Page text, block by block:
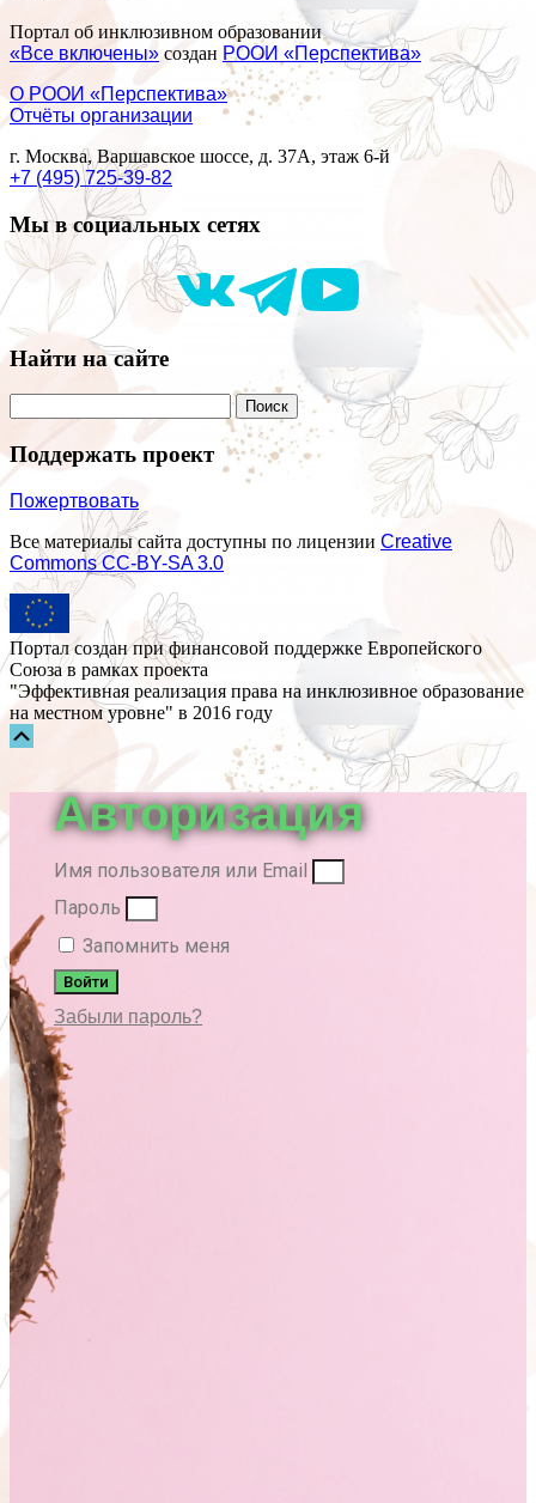
Портал об инклюзивном образовании
«Все включены» создан РООИ «Перспектива»
О РООИ «Перспектива»
Отчёты организации
г. Москва, Варшавское шоссе, д. 37А, этаж 6-й
+7 (495) 725-39-82
Мы в социальных сетях
Найти на сайте
Поддержать проект
Пожертвовать
Все материалы сайта доступны по лицензии Creative
Commons СС-BY-SA 3.0
Портал создан при финансовой поддержке Европейского
Союза в рамках проекта
"Эффективная реализация права на инклюзивное образование
на местном уровне" в 2016 году
Прокрутка
Авторизация
Имя пользователя или Email
Пароль
Запомнить меня
Войти
Забыли пароль?